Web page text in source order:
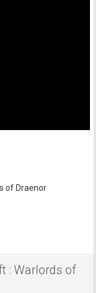
of Draenor
: Warlords of